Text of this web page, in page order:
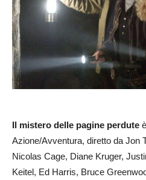
Il mistero delle pagine perdute
Azione/Avventura, diretto da Jon
Nicolas Cage, Diane Kruger,
Keitel, Ed Harris, Bruce